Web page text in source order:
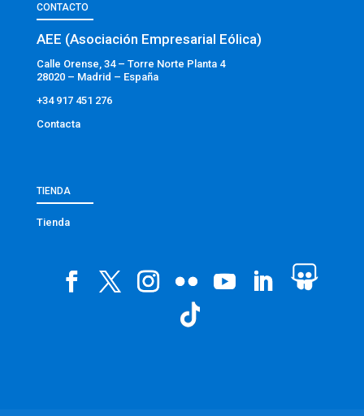
CONTACTO
AEE (Asociación Empresarial Eólica)
Calle Orense, 34 – Torre Norte Planta 4
28020 – Madrid – España
+34 917 451 276
Contacta
TIENDA
Tienda